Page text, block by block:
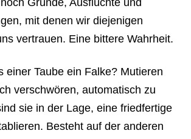
mit denen wir diejenigen
vertrauen. Eine bittere Wahrheit.
einer Taube ein Falke? Mutieren
verschwören, automatisch zu
sie in der Lage, eine friedfertige
Besteht auf der anderen